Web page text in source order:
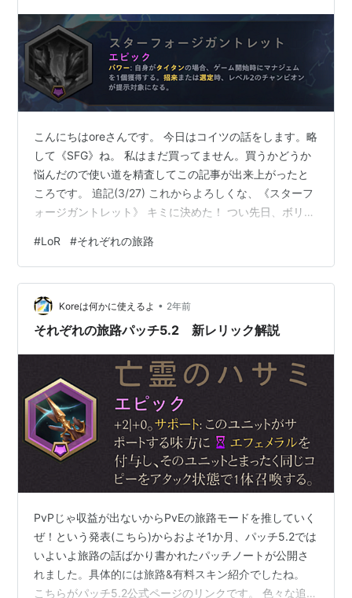
こんにちはoreさんです。 今日はコイツの話をします。略
して《SFG》ね。 私はまだ買ってません。買うかどうか
悩んだので使い道を精査してこの記事が出来上がったと
ころです。 追記(3/27) これからよろしくな、《スターフ
ォージガントレット》 キミに決めた！ つい先日、ボリベ
値5倍にしていたんですがアレって低レベル補佐のために
所持マナジェム+1が付いてるじゃないですか。ボリベア
は所持マナジェム+1されてると本当に快適なんですよ。
ボリベアに経験値5倍のヤツ付けて疑似スターフォージガ
ントレット体験版3マナスタートで遊ばせてもらってるん
#LoR #それぞれの旅路
Koreは何かに使えるよ • 2年前
それぞれの旅路パッチ5.2 新レリック解説
PvPじゃ収益が出ないからPvEの旅路モードを推していく
ぜ！という発表(こちら)からおよそ1か月、パッチ5.2では
いよいよ旅路の話ばかり書かれたパッチノートが公開さ
れました。具体的には旅路&有料スキン紹介でしたね。
こちらがパッチ5.2公式ページのリンクです。 色々な追加